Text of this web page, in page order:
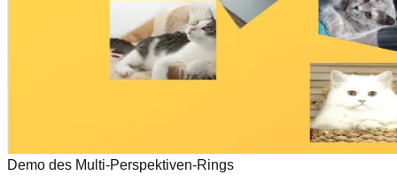
Demo des Multi-Perspektiven-Rings